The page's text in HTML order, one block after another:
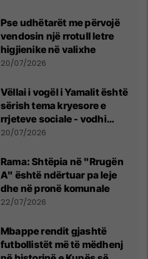
Pse udhëtarët me përvojë
vendosin një rrotull letre
higjienike në valixhe
20/07/2026
Vëllai i vogël i Yamalit është
sërish tema kryesore e
rrjeteve sociale - vodhi
vëmendjen pas finales së
20/07/2026
Rama: Shtëpia në "Rrugën
A" është ndërtuar pa leje
dhe në pronë komunale
22/07/2026
Mbappe rendit gjashtë
futbollistët më të mëdhenj